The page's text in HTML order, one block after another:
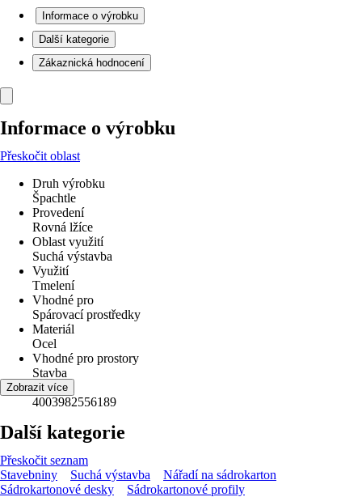
Informace o výrobku
Další kategorie
Zákaznická hodnocení
Informace o výrobku
Přeskočit oblast
Druh výrobku
Špachtle
Provedení
Rovná lžíce
Oblast využití
Suchá výstavba
Využití
Tmelení
Vhodné pro
Spárovací prostředky
Materiál
Ocel
Vhodné pro prostory
Stavba
EAN
4003982556189
Zobrazit více
Další kategorie
Přeskočit seznam
Stavebniny
Suchá výstavba
Nářadí na sádrokarton
Sádrokartonové desky
Sádrokartonové profily